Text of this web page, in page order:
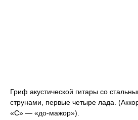
Гриф акустической гитары со
струнами, первые четыре лада.
«С» — «до-мажор»).